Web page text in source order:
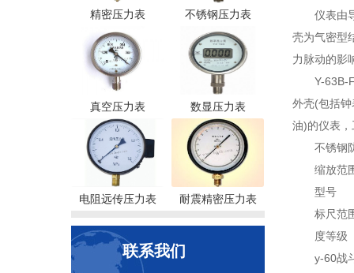
精密压力表 不锈钢压力表
真空压力表 数显压力表
电阻远传压力表 耐震精密压力表
联系我们
仪表由
壳为气密型
力脉动的影
Y-63B-
外壳(包括
油)的仪表
不锈钢
缩放范
型号
标尺范
度等级
y-60战